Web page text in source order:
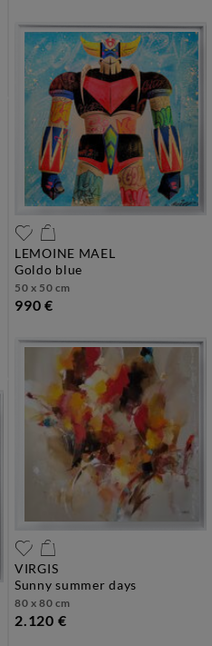
LEMOINE MAEL
goldo blue
50 x 50 cm
990 €
VIRGIS
sunny summer days
80 x 80 cm
2.120 €